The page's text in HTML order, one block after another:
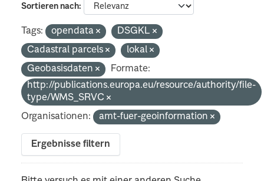
Sortieren nach
Tags: opendata
DSGKL
Cadastral parcels
lokal
Geobasisdaten
Formate:
http://publications.europa.eu/resource/authority/file-
type/WMS_SRVC
Organisationen:
amt-fuer-geoinformation
Ergebnisse filtern